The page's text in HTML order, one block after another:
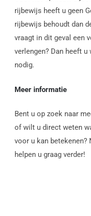
rijbewijs heeft u geen
rijbewijs behoudt dan
vraagt in dit geval een
verlengen? Dan heeft
nodig.
Meer informatie
Bent u op zoek naar
of wilt u direct weten
voor u kan betekenen?
helpen u graag verder!